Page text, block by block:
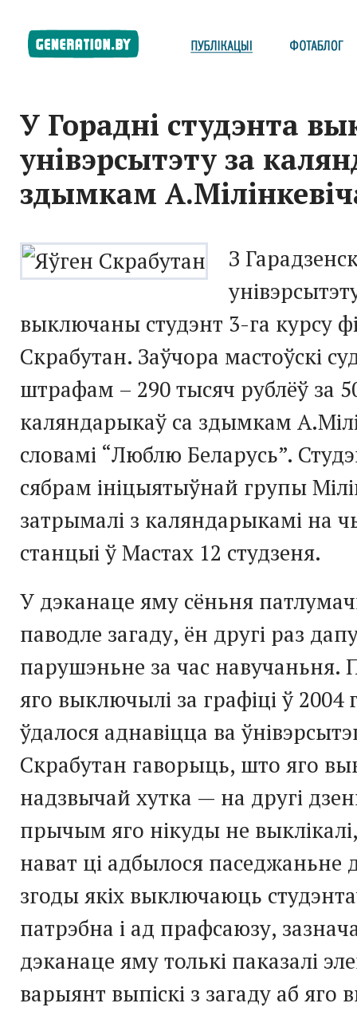
У Горадні студэнта
унівэрсытэту за
здымкам
З
выключаны студэнт 3-га курсу
Скрабутан. Заўчора мастоўскі
штрафам – 290 тысяч рублёў за
каляндарыкаў са здымкам
словамі “Люблю Беларусь”.
сябрам ініцыятыўнай групы
затрымалі з каляндарыкамі на
станцыі ў Мастах 12 студзеня.
У дэканаце яму сёньня
паводле загаду, ён другі раз
парушэньне за час
яго выключылі за графіці ў 2004
ўдалося аднавіцца ва
Скрабутан гаворыць, што яго
надзвычай хутка — на другі
прычым яго нікуды не
нават ці адбылося паседжаньне
згоды якіх выключаюць
патрэбна і ад прафсаюзу,
дэканаце яму толькі паказалі
варыянт выпіскі з загаду аб яго